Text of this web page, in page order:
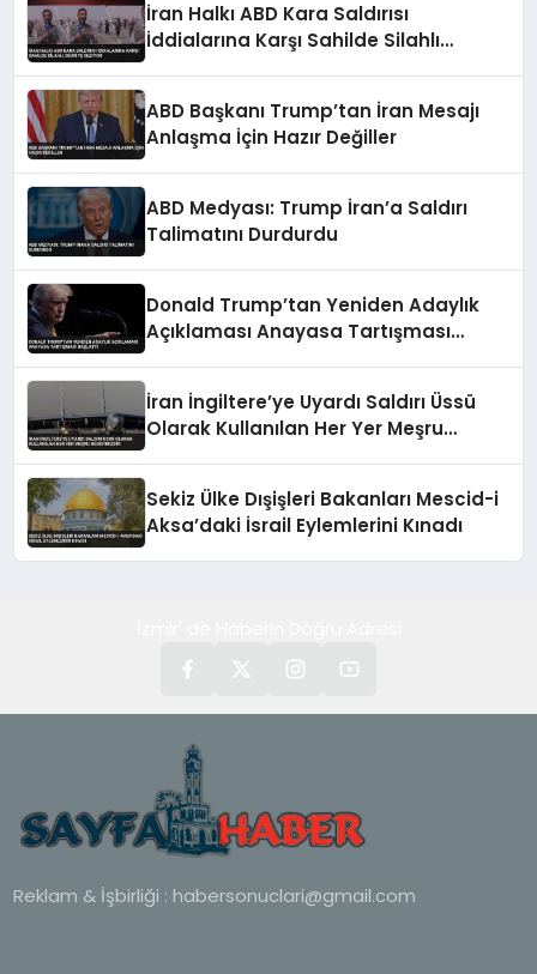
İran Halkı ABD Kara Saldırısı
İddialarına Karşı Sahilde Silahlı
ABD Başkanı Trump’tan İran Mesajı
Anlaşma İçin Hazır Değiller
ABD Medyası: Trump İran’a Saldırı
Talimatını Durdurdu
Donald Trump’tan Yeniden Adaylık
Açıklaması Anayasa Tartışması
İran İngiltere’ye Uyardı Saldırı Üssü
Olarak Kullanılan Her Yer Meşru
Sekiz Ülke Dışişleri Bakanları Mescid-i
Aksa’daki İsrail Eylemlerini Kınadı
Reklam & İşbirliği : habersonuclari@gmail.com